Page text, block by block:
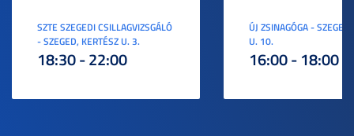
SZTE SZEGEDI CSILLAGVIZSGÁLÓ
- SZEGED, KERTÉSZ U. 3.
18:30 - 22:00
ÚJ ZSINAGÓGA -
U. 10.
16:00 - 18:00